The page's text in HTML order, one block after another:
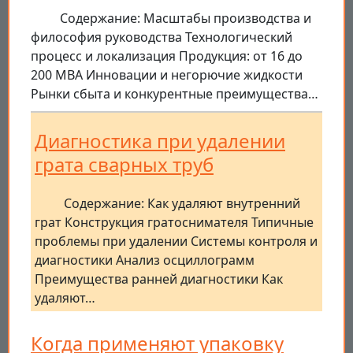
Содержание: Масштабы производства и
философия руководства Технологический
процесс и локализация Продукция: от 16 до
200 МВА Инновации и негорючие жидкости
Рынки сбыта и конкурентные преимущества…
Диагностика при удалении
грата сварных труб
Содержание: Как удаляют внутренний
грат Конструкция гратоснимателя Типичные
проблемы при удалении Системы контроля и
диагностики Анализ осциллограмм
Преимущества ранней диагностики Как
удаляют…
Когда применяют упаковку